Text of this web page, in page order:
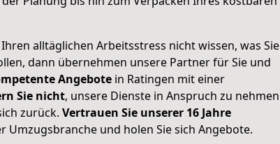
alltäglichen Arbeitsstress nicht wissen, was Sie
dann übernehmen unsere Partner für Sie und
Angebote in Ratingen mit einer
Sie nicht, unsere Dienste in Anspruch zu nehmen
zurück. Vertrauen Sie unserer 16 Jahre
Umzugsbranche und holen Sie sich Angebote.